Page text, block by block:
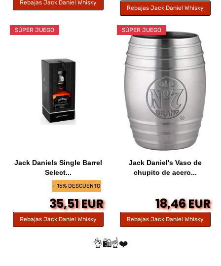
Rebajas Jack Daniel Whisky
Rebajas Jack Daniel Whisky
- 15% DESCUENTO
SÚPER JUEGO
Jack Daniels Single Barrel
Select...
35,51 EUR
Rebajas Jack Daniel Whisky
SÚPER JUEGO
Jack Daniel's Vaso de
chupito de acero...
18,46 EUR
Rebajas Jack Daniel Whisky
👌🛍️☝️❤️